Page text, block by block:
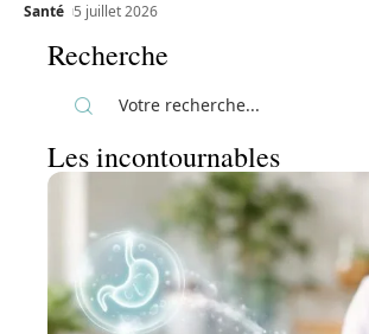
Santé 5 juillet 2026
Recherche
Les incontournables